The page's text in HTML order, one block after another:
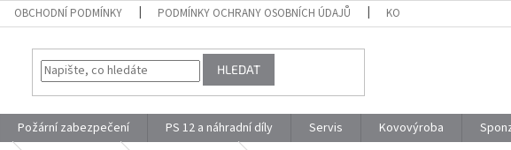
OBCHODNÍ PODMÍNKY PODMÍNKY OCHRANY OSOBNÍCH ÚDAJŮ KONTAKTY
HLEDAT
Požární zabezpečení PS 12 a náhradní díly Servis Kovovýroba